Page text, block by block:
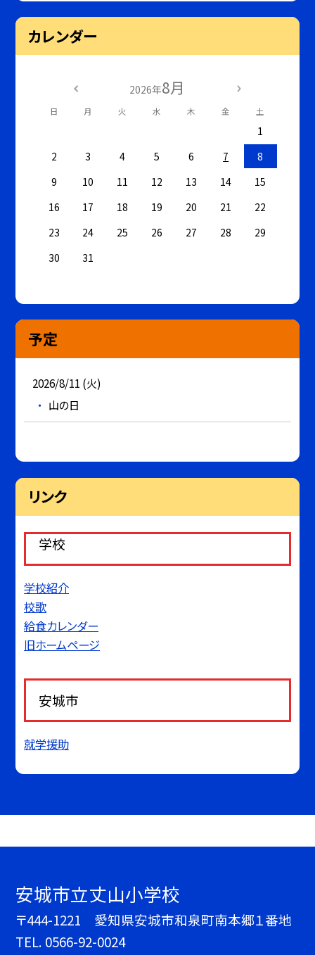
カレンダー
2026年8月
日 月 火 水 木 金 土
1
2
3 4 5 6 7
8
9
10 11 12 13 14
15
16
17 18 19 20 21
22
23
24 25 26 27 28
29
30
31
予定
2026/8/11 (火)
山の日
リンク
学校
学校紹介
校歌
給食カレンダー
旧ホームページ
安城市
就学援助
安城市立丈山小学校
〒444-1221 愛知県安城市和泉町南本郷１番地
TEL. 0566-92-0024